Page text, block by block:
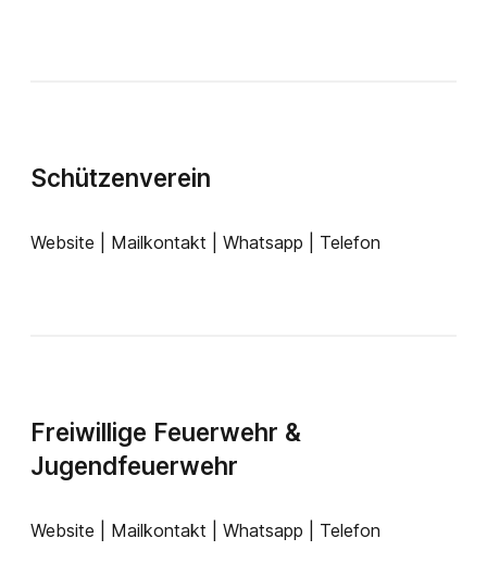
Schützenverein
Website | Mailkontakt | Whatsapp | Telefon
Freiwillige Feuerwehr &
Jugendfeuerwehr
Website | Mailkontakt | Whatsapp | Telefon